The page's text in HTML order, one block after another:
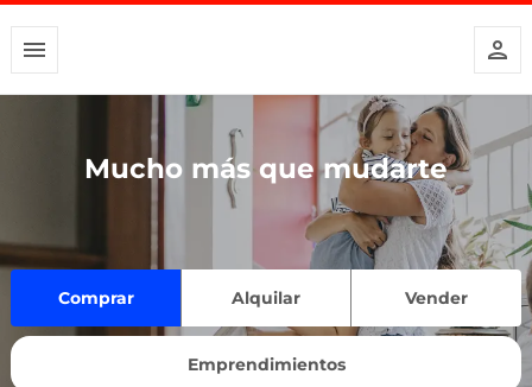
Mucho más que mudarte
Comprar Alquilar Vender
Emprendimientos